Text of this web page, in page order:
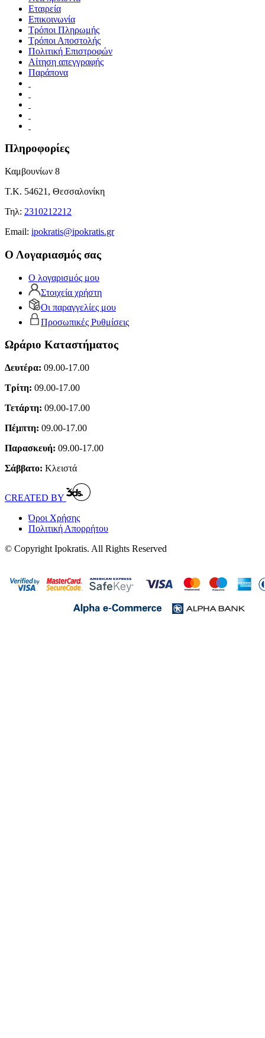
Εταιρεία
Επικοινωνία
Τρόποι Πληρωμής
Τρόποι Αποστολής
Πολιτική Επιστροφών
Αίτηση απεγγραφής
Παράπονα
Πληροφορίες
Καμβουνίων 8
Τ.Κ. 54621, Θεσσαλονίκη
Τηλ: 2310212212
Εmail: ipokratis@ipokratis.gr
Ο Λογαριασμός σας
Ο λογαρισμός μου
Στοιχεία χρήστη
Οι παραγγελίες μου
Προσωπικές Ρυθμίσεις
Ωράριο Καταστήματος
Δευτέρα: 09.00-17.00
Τρίτη: 09.00-17.00
Τετάρτη: 09.00-17.00
Πέμπτη: 09.00-17.00
Παρασκευή: 09.00-17.00
Σάββατο: Κλειστά
CREATED BY
Όροι Χρήσης
Πολιτική Απορρήτου
© Copyright Ipokratis. All Rights Reserved